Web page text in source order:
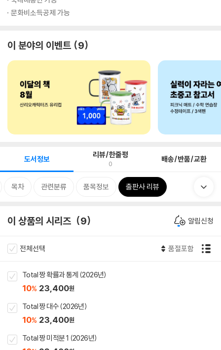
문화비소득공제 가능
이 분야의 이벤트 9
도서정보 리뷰/한줄평
0 배송/반품/교환
목차 관련분류 품목정보 출판사 리뷰
이 상품의 시리즈 9 알림신청
전체선택 품절포함
Total 짱 확률과 통계 (2026년)
10% 23,400원
Total 짱 대수 (2026년)
10% 23,400원
Total 짱 미적분 1 (2026년)